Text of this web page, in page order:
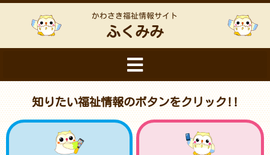
かわさき福祉情報サイト
ふくみみ
知りたい福祉情報のボタンをクリック!!